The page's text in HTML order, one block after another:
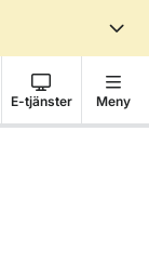
E-tjänster Meny